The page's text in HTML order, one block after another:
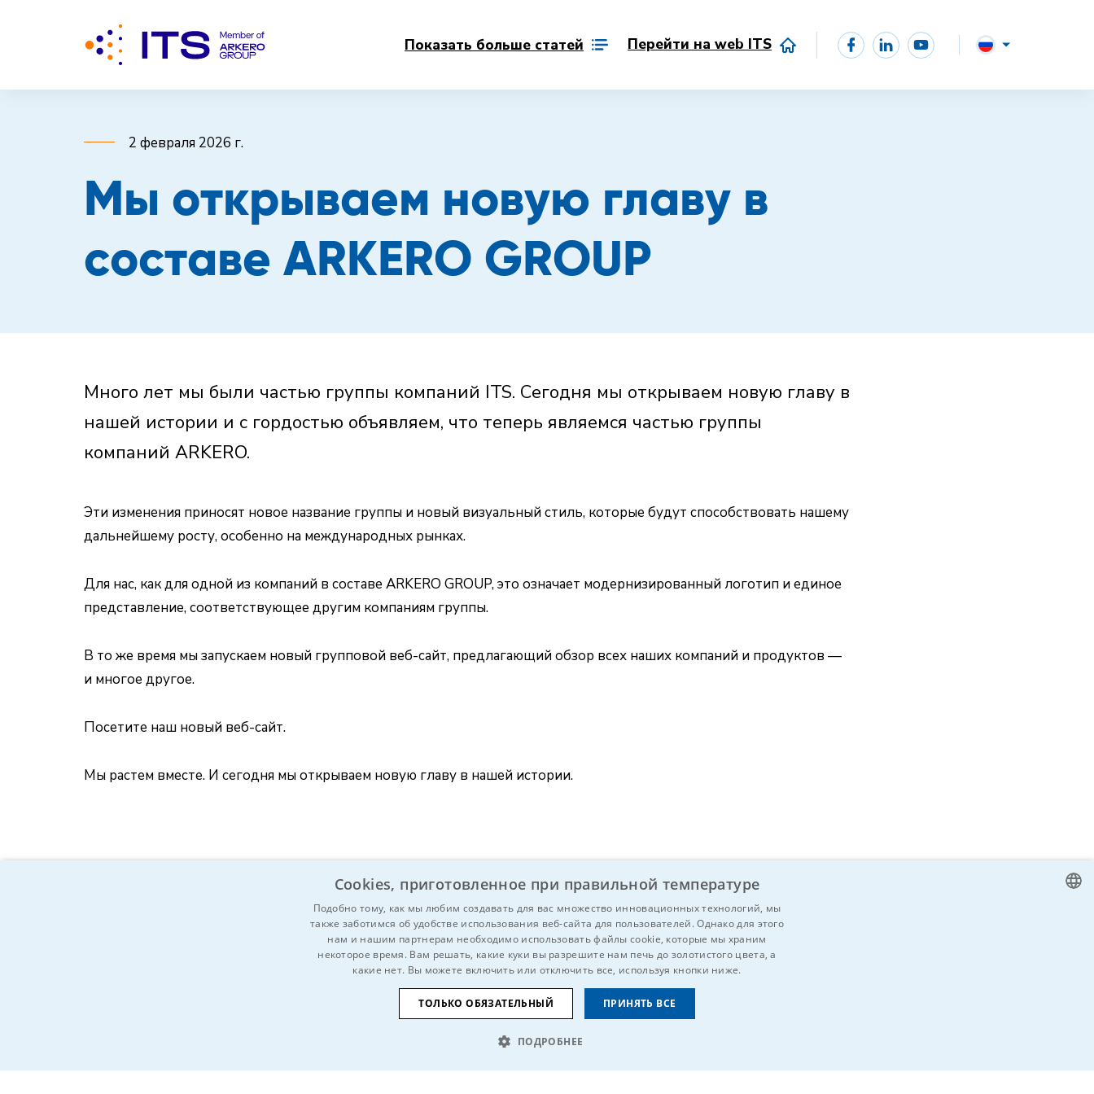
Показать больше статей Перейти на web ITS
2 февраля 2026 г.
Мы открываем новую главу в
составе ARKERO GROUP
Много лет мы были частью группы компаний ITS. Сегодня мы открываем новую главу в
нашей истории и с гордостью объявляем, что теперь являемся частью группы
компаний ARKERO.
Эти изменения приносят новое название группы и новый визуальный стиль, которые будут способствовать нашему
дальнейшему росту, особенно на международных рынках.
Для нас, как для одной из компаний в составе ARKERO GROUP, это означает модернизированный логотип и единое
представление, соответствующее другим компаниям группы.
В то же время мы запускаем новый групповой веб-сайт, предлагающий обзор всех наших компаний и продуктов —
и многое другое.
Посетите наш новый веб-сайт.
Мы растем вместе. И сегодня мы открываем новую главу в нашей истории.
Вы знаете кого-нибудь, кому это может быть интересно?
Hе стесняйтесь
Cookies, приготовленное при правильной температуре
Подобно тому, как мы любим создавать для вас множество инновационных технологий, мы
также заботимся об удобстве использования веб-сайта для пользователей. Однако для этого
нам и нашим партнерам необходимо использовать файлы cookie, которые мы храним
некоторое время. Вам решать, какие куки вы разрешите нам печь до золотистого цвета, а
какие нет. Вы можете включить или отключить все, используя кнопки ниже.
ПРИНЯТЬ ВСЕ
ТОЛЬКО ОБЯЗАТЕЛЬНЫЙ
ПОДРОБНЕЕ